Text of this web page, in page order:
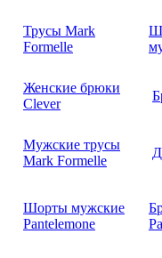
Трусы Mark
Formelle
Женские брюки
Clever
Мужские трусы
Mark Formelle
Шорты мужские
Pantelemone